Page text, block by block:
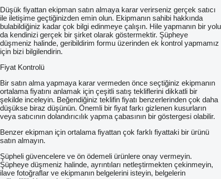
Düşük fiyattan ekipman satın almaya karar verirseniz gerçek satıcı
ile iletişime geçtiğinizden emin olun. Ekipmanın sahibi hakkında
bulabildiğiniz kadar çok bilgi edinmeye çalışın. Hile yapmanın bir yolu
da kendinizi gerçek bir şirket olarak göstermektir. Şüpheye
düşmeniz halinde, geribildirim formu üzerinden ek kontrol yapmamız
için bizi bilgilendirin.
Fiyat Kontrolü
Bir satın alma yapmaya karar vermeden önce seçtiğiniz ekipmanın
ortalama fiyatını anlamak için çeşitli satış tekliflerini dikkatli bir
şekilde inceleyin. Beğendiğiniz teklifin fiyatı benzerlerinden çok daha
düşükse biraz düşünün. Önemli bir fiyat farkı gizlenen kusurların
veya satıcının dolandırıcılık yapma çabasının bir göstergesi olabilir.
Benzer ekipman için ortalama fiyattan çok farklı fiyattaki bir ürünü
satın almayın.
Şüpheli güvencelere ve ön ödemeli ürünlere onay vermeyin.
Şüpheye düşmeniz halinde, ayrıntıları netleştirmekten çekinmeyin,
ilave fotoğraflar ve ekipmanın belgelerini isteyin, belgelerin